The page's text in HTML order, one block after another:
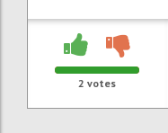
2 votes